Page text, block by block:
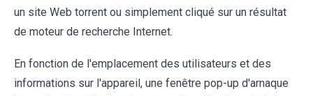
un site Web torrent ou simplement cliqué sur un résultat
de moteur de recherche Internet.
En fonction de l'emplacement des utilisateurs et des
informations sur l'appareil, une fenêtre pop-up d'arnaque